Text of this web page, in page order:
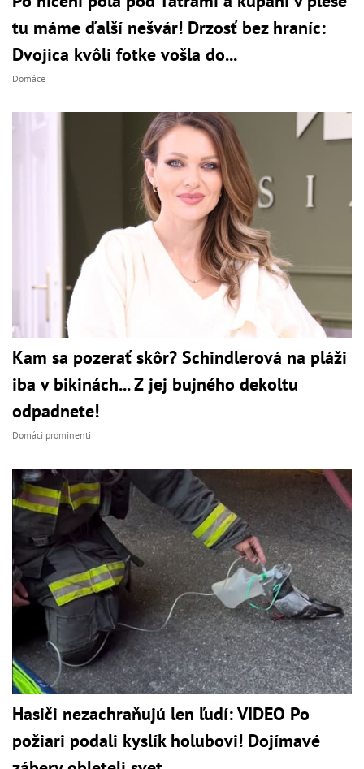
tu máme ďalší nešvár! Drzosť bez hraníc:
Dvojica kvôli fotke vošla do...
Domáce
Kam sa pozerať skôr? Schindlerová na pláži
iba v bikinách... Z jej bujného dekoltu
odpadnete!
Domáci prominenti
Hasiči nezachraňujú len ľudí: VIDEO Po
požiari podali kyslík holubovi! Dojímavé